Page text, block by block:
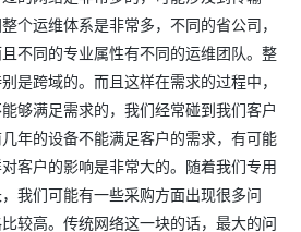
个运维体系是非常多，不同的省公司，
不同的专业属性有不同的运维团队。整
是跨域的。而且这样在需求的过程中，
够满足需求的，我们经常碰到我们客户
年的设备不能满足客户的需求，有可能
客户的影响是非常大的。随着我们专用
我们可能有一些采购方面出现很多问
较高。传统网络这一块的话，最大的问